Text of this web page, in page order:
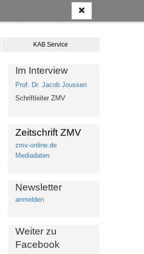
Warenkorb
KAB Service
Im Interview
Prof. Dr. Jacob Joussen
Schriftleiter ZMV
Zeitschrift ZMV
zmv-online.de
Mediadaten
Newsletter
anmelden
Weiter zu
Facebook